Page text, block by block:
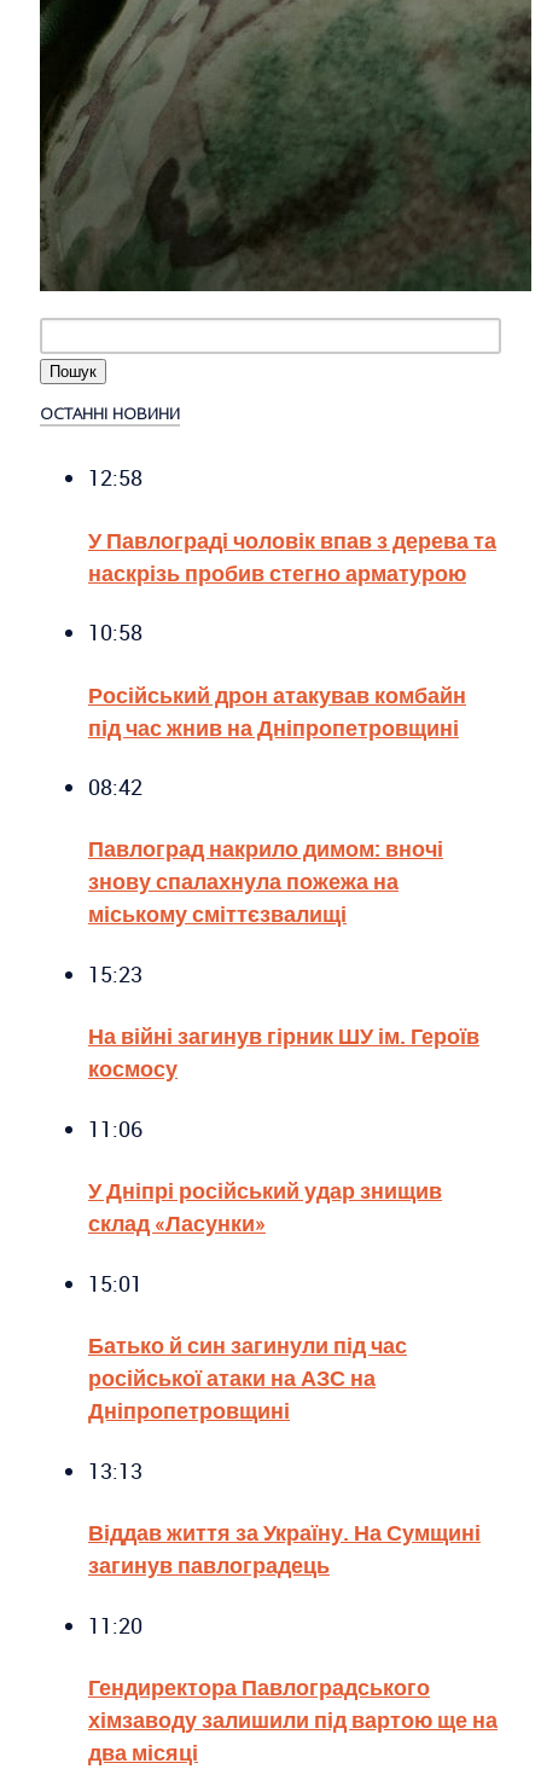
ОСТАННІ НОВИНИ
12:58
У Павлограді чоловік впав з дерева та
наскрізь пробив стегно арматурою
10:58
Російський дрон атакував комбайн
під час жнив на Дніпропетровщині
08:42
Павлоград накрило димом: вночі
знову спалахнула пожежа на
міському сміттєзвалищі
15:23
На війні загинув гірник ШУ ім. Героїв
космосу
11:06
У Дніпрі російський удар знищив
склад «Ласунки»
15:01
Батько й син загинули під час
російської атаки на АЗС на
Дніпропетровщині
13:13
Віддав життя за Україну. На Сумщині
загинув павлоградець
11:20
Гендиректора Павлоградського
хімзаводу залишили під вартою ще на
два місяці